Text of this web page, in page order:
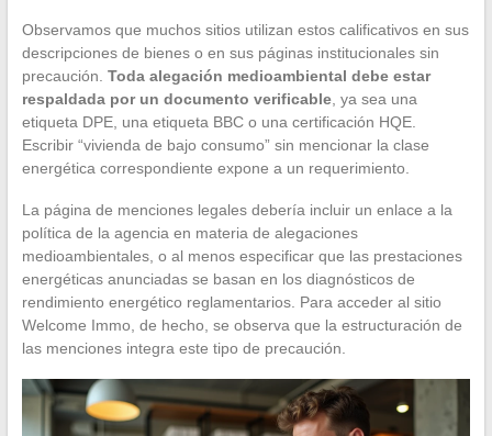
Observamos que muchos sitios utilizan estos calificativos en sus
descripciones de bienes o en sus páginas institucionales sin
precaución. Toda alegación medioambiental debe estar
respaldada por un documento verificable, ya sea una
etiqueta DPE, una etiqueta BBC o una certificación HQE.
Escribir “vivienda de bajo consumo” sin mencionar la clase
energética correspondiente expone a un requerimiento.
La página de menciones legales debería incluir un enlace a la
política de la agencia en materia de alegaciones
medioambientales, o al menos especificar que las prestaciones
energéticas anunciadas se basan en los diagnósticos de
rendimiento energético reglamentarios. Para acceder al sitio
Welcome Immo, de hecho, se observa que la estructuración de
las menciones integra este tipo de precaución.